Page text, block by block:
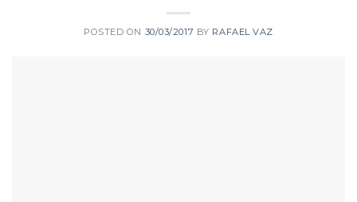
POSTED ON 30/03/2017 BY RAFAEL VAZ